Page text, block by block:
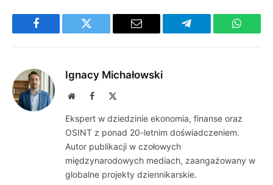
Facebook Twitter Email Telegram
Ignacy Michałowski
WebsiteFacebook
Ekspert w dziedzinie ekonomia, finanse oraz
OSINT z ponad 20-letnim doświadczeniem.
Autor publikacji w czołowych
międzynarodowych mediach, zaangażowany w
globalne projekty dziennikarskie.